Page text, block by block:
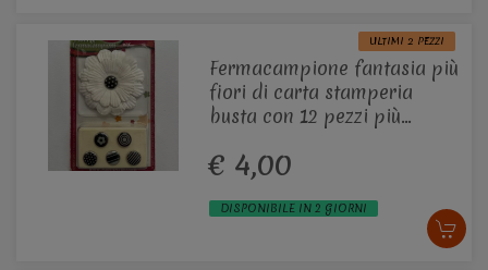
ULTIMI 2 PEZZI
Fermacampione fantasia più
fiori di carta stamperia
busta con 12 pezzi più
€ 4,00
DISPONIBILE IN 2 GIORNI